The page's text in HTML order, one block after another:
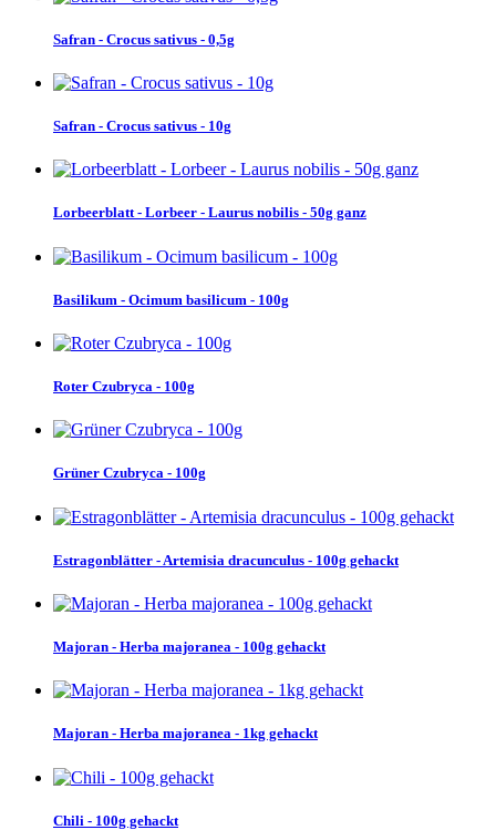
Safran - Crocus sativus - 0,5g
Safran - Crocus sativus - 10g
Lorbeerblatt - Lorbeer - Laurus nobilis - 50g ganz
Basilikum - Ocimum basilicum - 100g
Roter Czubryca - 100g
Grüner Czubryca - 100g
Estragonblätter - Artemisia dracunculus - 100g gehackt
Majoran - Herba majoranea - 100g gehackt
Majoran - Herba majoranea - 1kg gehackt
Chili - 100g gehackt